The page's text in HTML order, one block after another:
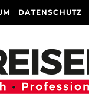
DATENSCHUTZ